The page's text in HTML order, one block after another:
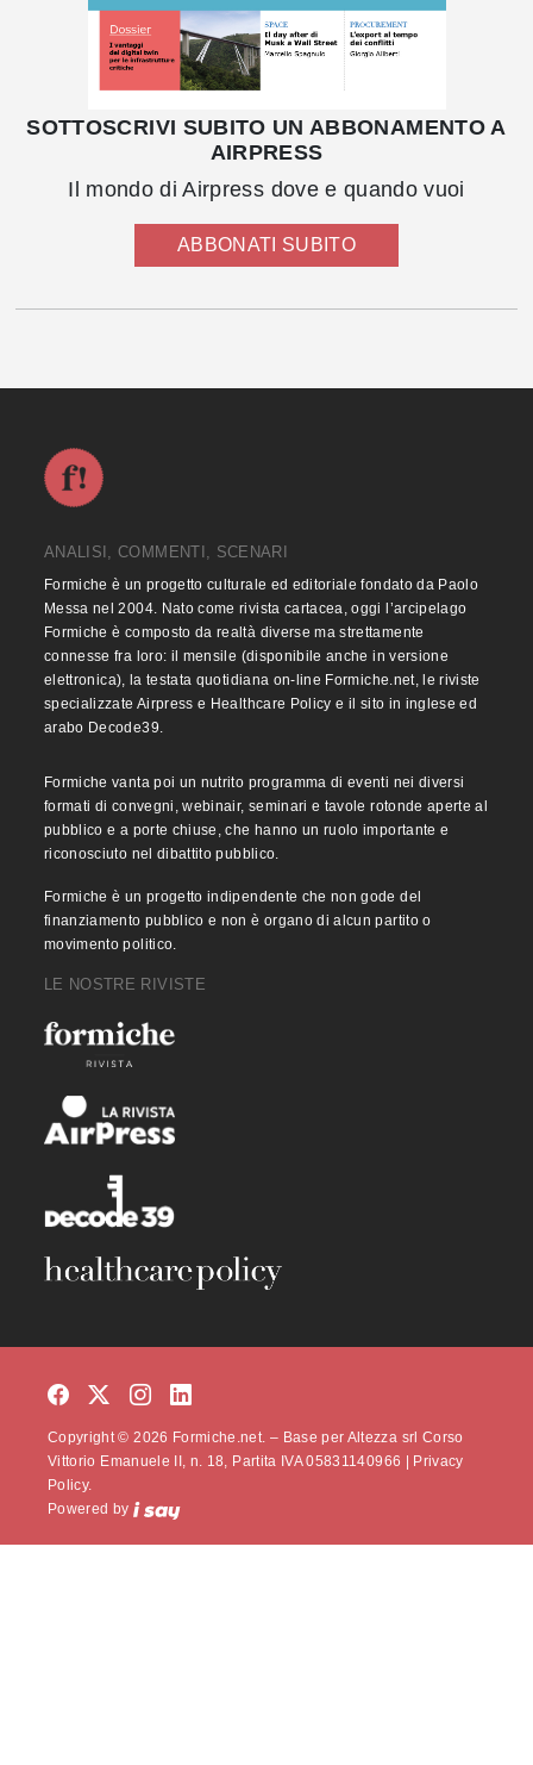
SOTTOSCRIVI SUBITO UN ABBONAMENTO A
AIRPRESS
Il mondo di Airpress dove e quando vuoi
ABBONATI SUBITO
ANALISI, COMMENTI, SCENARI
Formiche è un progetto culturale ed editoriale fondato da Paolo
Messa nel 2004. Nato come rivista cartacea, oggi l’arcipelago
Formiche è composto da realtà diverse ma strettamente
connesse fra loro: il mensile (disponibile anche in versione
elettronica), la testata quotidiana on-line Formiche.net, le riviste
specializzate Airpress e Healthcare Policy e il sito in inglese ed
arabo Decode39.
Formiche vanta poi un nutrito programma di eventi nei diversi
formati di convegni, webinair, seminari e tavole rotonde aperte al
pubblico e a porte chiuse, che hanno un ruolo importante e
riconosciuto nel dibattito pubblico.
Formiche è un progetto indipendente che non gode del
finanziamento pubblico e non è organo di alcun partito o
movimento politico.
LE NOSTRE RIVISTE
Copyright © 2026 Formiche.net. – Base per Altezza srl Corso
Vittorio Emanuele II, n. 18, Partita IVA 05831140966 |
Privacy
Policy.
Powered by